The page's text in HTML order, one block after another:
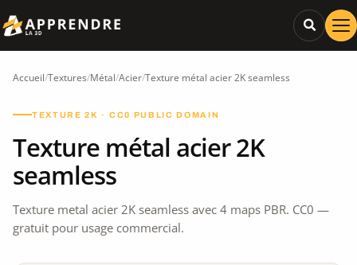
Accueil/Textures/Métal/Acier/Texture métal acier 2K seamless
TEXTURE 2K · CC0 PUBLIC DOMAIN
Texture métal acier 2K
seamless
Texture metal acier 2K seamless avec 4 maps PBR. CC0 —
gratuit pour usage commercial.